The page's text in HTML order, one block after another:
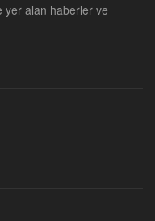
yer alan haberler ve